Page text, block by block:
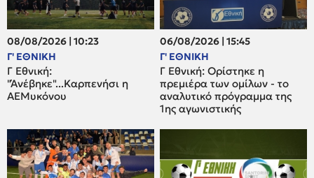
08/08/2026 | 10:23
Γ' ΕΘΝΙΚΗ
Γ Εθνική:
"Άνέβηκε"...Καρπενήσι η
ΑΕΜυκόνου
06/08/2026 | 15:45
Γ' ΕΘΝΙΚΗ
Γ Εθνική: Ορίστηκε η
πρεμιέρα των ομίλων - το
αναλυτικό πρόγραμμα της
1ης αγωνιστικής